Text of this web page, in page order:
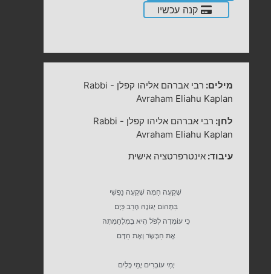
קנה עכשיו
מילים: רבי אברהם אליהו קפלן -
Rabbi
Avraham Eliahu Kaplan
לחן: רבי אברהם אליהו קפלן -
Rabbi
Avraham Eliahu Kaplan
עיבוד:אינטרפרטציה אישית
שָׁקְעָה חַמָּה שָׁקְעָה נַפְשִׁי
בִּתְהוֹם יְגוֹנָהּ הָרַב כַּיָּם
כִּי עוֹמְדָה לִפֹּל הִיא בְּמִלְחַמְתָּהּ
אֶת הַבָּשָׂר וְאֶת הַדָּם
יָמַי עוֹבְרִים יָמַי כָּלִים